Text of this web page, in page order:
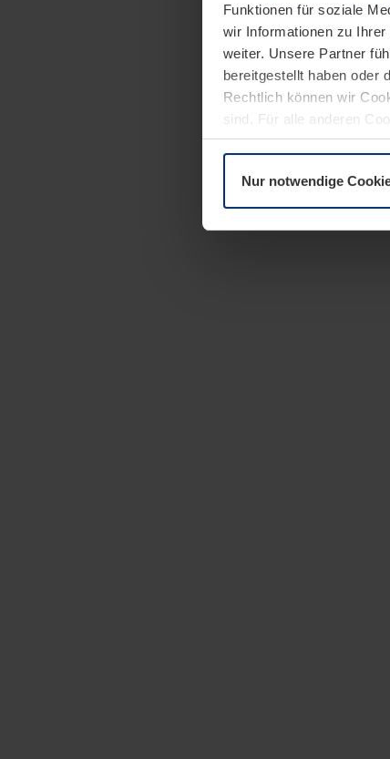
Funktionen für soziale
wir Informationen zu
weiter. Unsere Partner
bereitgestellt haben oder
Rechtlich können wir
sind. Für alle anderen
Erläuterung auf der Seite
Nur notwendige